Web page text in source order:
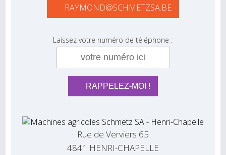
RAYMOND@SCHMETZSA.BE
Laissez votre numéro de téléphone :
Rue de Verviers 65
4841 HENRI-CHAPELLE